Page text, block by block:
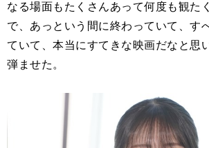
なる場面もたくさんあって何度も観た
で、あっという間に終わっていて、す
ていて、本当にすてきな映画だなと思
弾ませた。